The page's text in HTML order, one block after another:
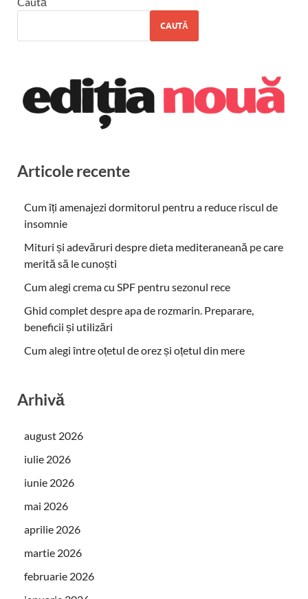
CAUTĂ
Articole recente
Cum îți amenajezi dormitorul pentru a reduce riscul de
insomnie
Mituri și adevăruri despre dieta mediteraneană pe care
merită să le cunoști
Cum alegi crema cu SPF pentru sezonul rece
Ghid complet despre apa de rozmarin. Preparare,
beneficii și utilizări
Cum alegi între oțetul de orez și oțetul din mere
Arhivă
august 2026
iulie 2026
iunie 2026
mai 2026
aprilie 2026
martie 2026
februarie 2026